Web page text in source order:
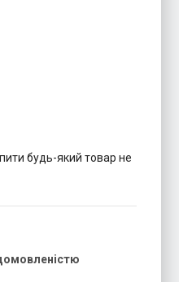
будь-який товар не